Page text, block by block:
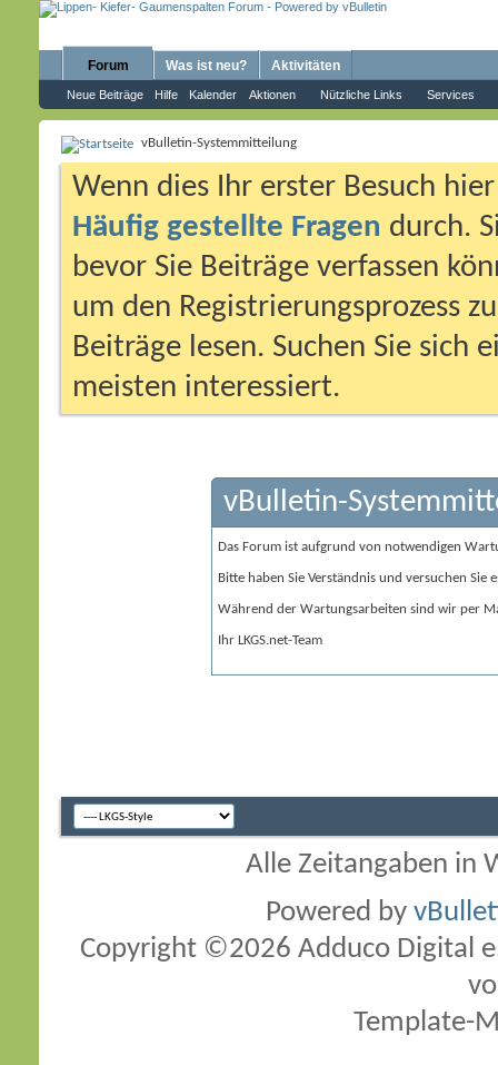
Forum
Neue Beiträge Hilfe Kalender Aktionen Nützliche Links Services
Was ist neu? Aktivitäten
vBulletin-Systemmitteilung
Wenn dies Ihr erster Besuch
Häufig gestellte Fragen durch.
bevor Sie Beiträge verfassen
um den Registrierungsprozess
Beiträge lesen. Suchen Sie sich
meisten interessiert.
vBulletin-
Das Forum ist aufgrund von notwendigen
Bitte haben Sie Verständnis und versuchen Sie
Während der Wartungsarbeiten sind wir per
Ihr LKGS.net-Team
Alle Zeitangaben in
Powered by
Copyright ©2026 Adduco Digital
Template-